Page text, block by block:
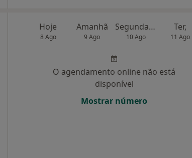
Hoje
8 Ago
Amanhã
9 Ago
Segunda-feira
10 Ago
Ter,
11 Ago
O agendamento online não está
disponível
Mostrar número